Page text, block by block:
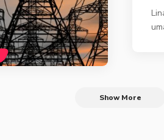
Show More